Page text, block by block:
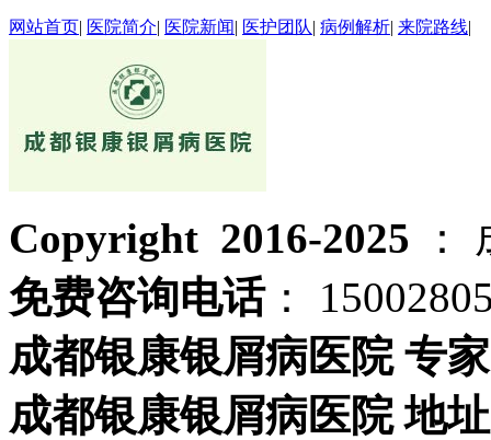
网站首页| 医院简介| 医院新闻| 医护团队| 病例解析| 来院路线|
Copyright 2016-2025
：
免费咨询电话：
成都银康银屑病医院 专
成都银康银屑病医院 地址